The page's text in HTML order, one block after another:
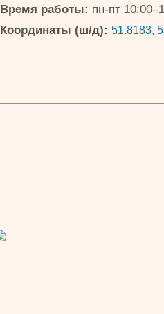
Время работы: пн-пт
Координаты (ш/д): 51.8183,